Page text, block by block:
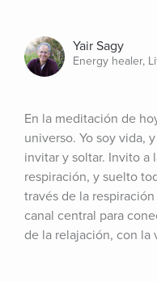
Yair Sagy
Energy healer,
En la meditación de
universo. Yo soy vida,
invitar y soltar. Invito a
respiración, y suelto
través de la
canal central para
de la relajación, con la